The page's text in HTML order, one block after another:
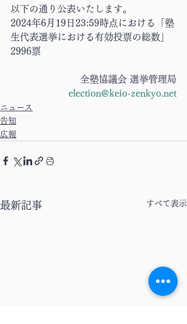
以下の通り公表いたします。
2024年6月19日23:59時点における「塾
生代表選挙における有効投票の総数」
2996票
全塾協議会 選挙管理局
election@keio-zenkyo.net
ニュース
告知
広報
最新記事 すべて表示